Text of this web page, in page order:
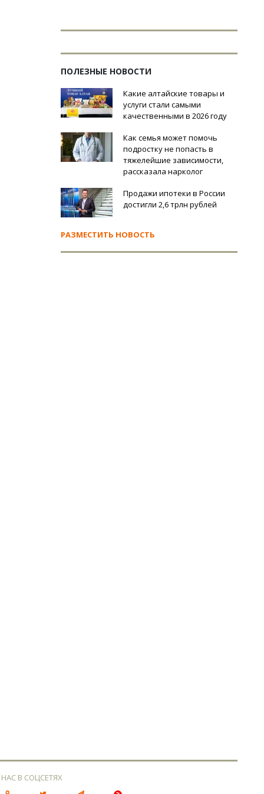
ПОЛЕЗНЫЕ НОВОСТИ
Какие алтайские товары и
услуги стали самыми
качественными в 2026 году
Как семья может помочь
подростку не попасть в
тяжелейшие зависимости,
рассказала нарколог
Продажи ипотеки в России
достигли 2,6 трлн рублей
РАЗМЕСТИТЬ НОВОСТЬ
В СОЦСЕТЯХ